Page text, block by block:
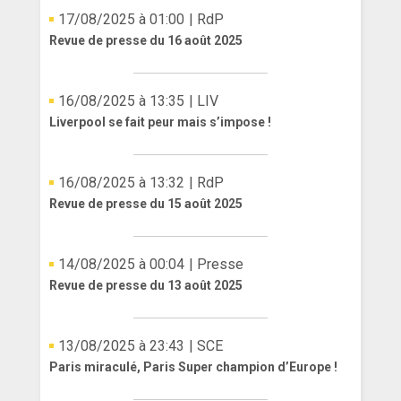
17/08/2025 à 01:00 | RdP
Revue de presse du 16 août 2025
16/08/2025 à 13:35 | LIV
Liverpool se fait peur mais s’impose !
16/08/2025 à 13:32 | RdP
Revue de presse du 15 août 2025
14/08/2025 à 00:04 | Presse
Revue de presse du 13 août 2025
13/08/2025 à 23:43 | SCE
Paris miraculé, Paris Super champion d’Europe !